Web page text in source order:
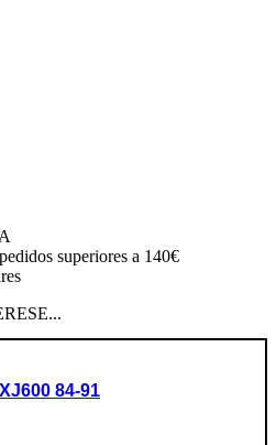
superiores a 140€
84-91